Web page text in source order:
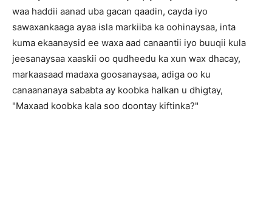
waa haddii aanad uba gacan qaadin, cayda iyo
sawaxankaaga ayaa isla markiiba ka oohinaysaa, inta
kuma ekaanaysid ee waxa aad canaantii iyo buuqii kula
jeesanaysaa xaaskii oo qudheedu ka xun wax dhacay,
markaasaad madaxa goosanaysaa, adiga oo ku
canaananaya sababta ay koobka halkan u dhigtay,
"Maxaad koobka kala soo doontay kiftinka?"